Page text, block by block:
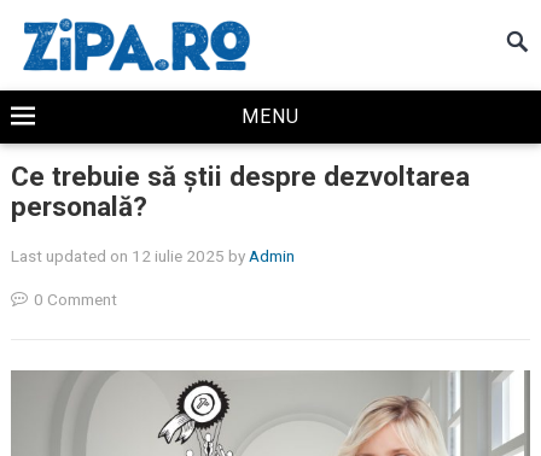
MENU
Ce trebuie să știi despre dezvoltarea
personală?
Last updated on 12 iulie 2025 by Admin
0 Comment